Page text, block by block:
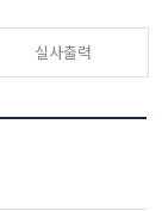
실사출력